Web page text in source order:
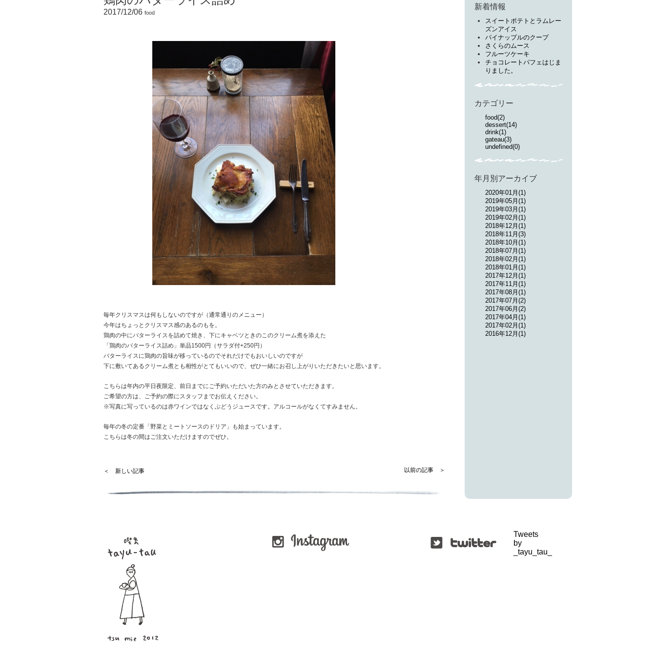
2017/12/06 food
毎年クリスマスは何もしないのですが（通常通りのメニュー）
今年はちょっとクリスマス感のあるのもを。
鶏肉の中にバターライスを詰めて焼き、下にキャベツときのこのクリーム煮を添えた
「鶏肉のバターライス詰め」単品1500円（サラダ付+250円）
バターライスに鶏肉の旨味が移っているのでそれだけでもおいしいのですが
下に敷いてあるクリーム煮とも相性がとてもいいので、ぜひ一緒にお召し上がりいただきたいと思います。
こちらは年内の平日夜限定、前日までにご予約いただいた方のみとさせていただきます。
ご希望の方は、ご予約の際にスタッフまでお伝えください。
※写真に写っているのは赤ワインではなくぶどうジュースです。アルコールがなくてすみません。
毎年の冬の定番 「野菜とミートソースのドリア」も始まっています。
こちらは冬の間はご注文いただけますのでぜひ。
＜ 新しい記事 以前の記事 ＞
新着情報
スイートポテトとラムレー
ズンアイス
パイナップルのクープ
さくらのムース
フルーツケーキ
チョコレートパフェはじま
りました。
カテゴリー
food(2)
dessert(14)
drink(1)
gateau(3)
undefined(0)
年月別アーカイブ
2020年01月(1)
2019年05月(1)
2019年03月(1)
2019年02月(1)
2018年12月(1)
2018年11月(3)
2018年10月(1)
2018年07月(1)
2018年02月(1)
2018年01月(1)
2017年12月(1)
2017年11月(1)
2017年08月(1)
2017年07月(2)
2017年06月(2)
2017年04月(1)
2017年02月(1)
2016年12月(1)
Tweets
by
_tayu_tau_